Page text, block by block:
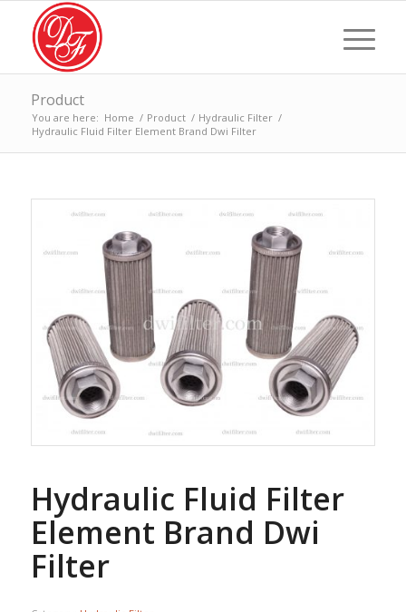
Product
You are here: Home / Product / Hydraulic Filter /
Hydraulic Fluid Filter Element Brand Dwi Filter
Hydraulic Fluid Filter
Element Brand Dwi
Filter